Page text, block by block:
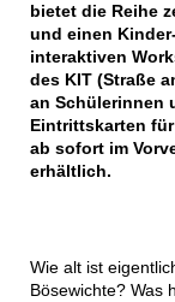
bietet die Reihe
und einen
interaktiven
des KIT (Straße
an Schülerinnen
Eintrittskarten
ab sofort im
erhältlich.
Wie alt ist
Bösewichte? Was